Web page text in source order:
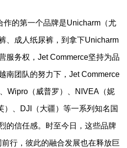
作的第一个品牌是Unicharm（尤
、成人纸尿裤，到拿下Unicharm
服务权，Jet Commerce坚持为品
南团队的努力下，Jet Commerce
Wipro（威普罗）、NIVEA（妮
）、DJI（大疆）等一系列知名国
的信任感。时至今日，这些品牌
行，彼此的融合发展也在释放巨